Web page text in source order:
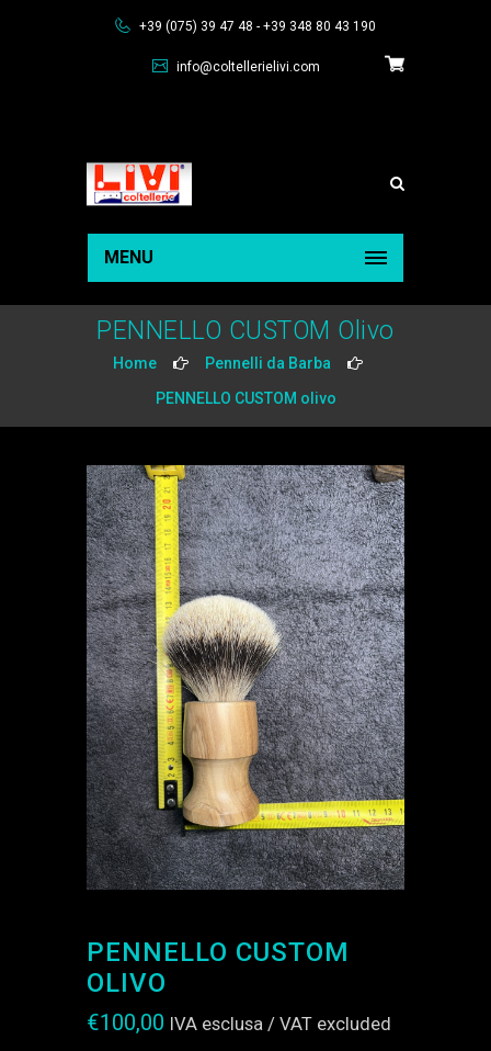
+39 (075) 39 47 48 - +39 348 80 43 190
info@coltellerielivi.com
MENU
PENNELLO CUSTOM Olivo
Home
Pennelli da Barba
PENNELLO CUSTOM olivo
PENNELLO CUSTOM
OLIVO
€100,00 IVA esclusa / VAT excluded